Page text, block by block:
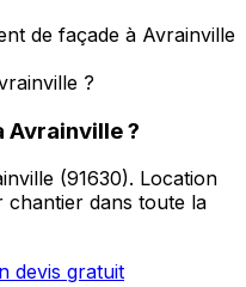
de façade à Avrainville
?
Avrainville?
(91630). Location
chantier dans toute la
devis gratuit